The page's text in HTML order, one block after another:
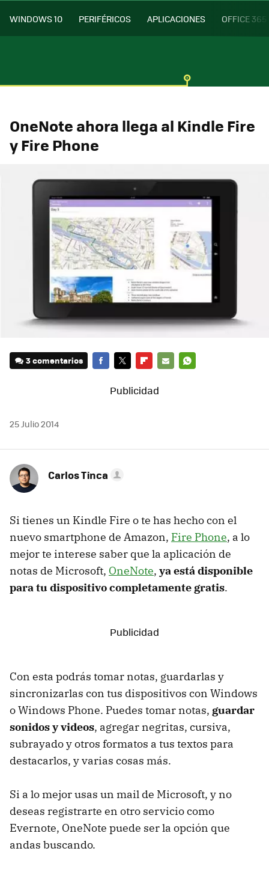
WINDOWS 10 PERIFÉRICOS APLICACIONES OFFICE 365
OneNote ahora llega al Kindle Fire
y Fire Phone
3 comentarios
MAIL
25 Julio 2014
Carlos Tinca
Si tienes un Kindle Fire o te has hecho con el
nuevo smartphone de Amazon, Fire Phone, a lo
mejor te interese saber que la aplicación de
notas de Microsoft, OneNote, ya está disponible
para tu dispositivo completamente gratis.
Con esta podrás tomar notas, guardarlas y
sincronizarlas con tus dispositivos con Windows
o Windows Phone. Puedes tomar notas, guardar
sonidos y videos, agregar negritas, cursiva,
subrayado y otros formatos a tus textos para
destacarlos, y varias cosas más.
Si a lo mejor usas un mail de Microsoft, y no
deseas registrarte en otro servicio como
Evernote, OneNote puede ser la opción que
andas buscando.